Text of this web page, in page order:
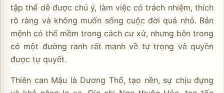
tập thể dễ được chú ý, làm việc có trách nhiệm, thích
rõ ràng và không muốn sống cuộc đời quá nhỏ. Bản
mệnh có thể mềm trong cách cư xử, nhưng bên trong
có một đường ranh rất mạnh về tự trọng và quyền
được tự quyết.
Thiên can Mậu là Dương Thổ, tạo nền, sự chịu đựng